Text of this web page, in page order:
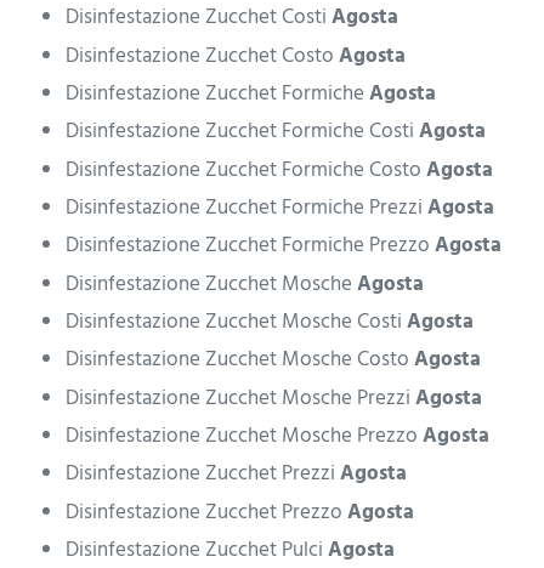
Disinfestazione Zucchet CostiAgosta
Disinfestazione Zucchet CostoAgosta
Disinfestazione Zucchet FormicheAgosta
Disinfestazione Zucchet Formiche CostiAgosta
Disinfestazione Zucchet Formiche CostoAgosta
Disinfestazione Zucchet Formiche PrezziAgosta
Disinfestazione Zucchet Formiche PrezzoAgosta
Disinfestazione Zucchet MoscheAgosta
Disinfestazione Zucchet Mosche CostiAgosta
Disinfestazione Zucchet Mosche CostoAgosta
Disinfestazione Zucchet Mosche PrezziAgosta
Disinfestazione Zucchet Mosche PrezzoAgosta
Disinfestazione Zucchet PrezziAgosta
Disinfestazione Zucchet PrezzoAgosta
Disinfestazione Zucchet PulciAgosta